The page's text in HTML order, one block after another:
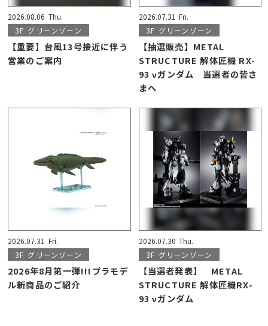
2026.08.06 Thu.
3F グリーンゾーン
【重要】台風13号接近に伴う
営業のご案内
2026.07.31 Fri.
3F グリーンゾーン
【抽選販売】METAL
STRUCTURE 解体匠機 RX-
93 νガンダム 当選者の皆さ
まへ
2026.07.31 Fri.
3F グリーンゾーン
2026年8月第一弾!!!プラモデ
ル新商品のご紹介
2026.07.30 Thu.
3F グリーンゾーン
【当選者発表】 METAL
STRUCTURE 解体匠機RX-
93 νガンダム